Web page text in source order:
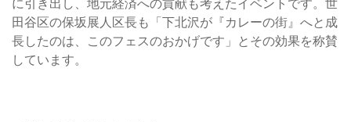
田谷区の保坂展人区長も「下北沢が『カレーの街』へと成
長したのは、このフェスのおかげです」とその効果を称賛
しています。